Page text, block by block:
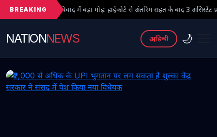
BREAKING
में बड़ा मोड़: हाईकोर्ट से अंतरिम राहत के बाद 3 असिस्टेंट प्रोफेसरों ने फिर संभाला
NATIONNEWS अहिन्दी 🌙